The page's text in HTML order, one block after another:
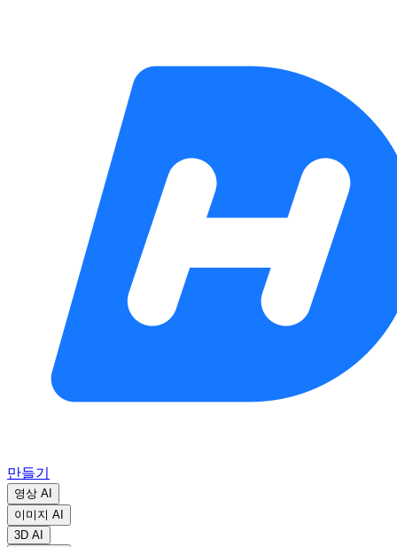
만들기
영상 AI
이미지 AI
3D AI